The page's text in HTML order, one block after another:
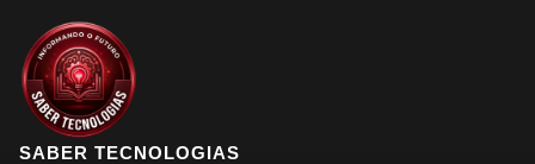
SABER TECNOLOGIAS